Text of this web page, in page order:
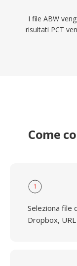
I file ABW
risultati PCT
Come
1
Seleziona file
Dropbox,